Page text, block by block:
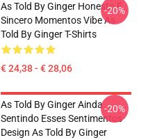
As Told By Ginger Honesto E
Sincero Momentos Vibe As
Told By Ginger T-Shirts
€ 24,38 - € 28,06
-20%
As Told By Ginger Ainda
Sentindo Esses Sentimentos
Design As Told By Ginger
-20%